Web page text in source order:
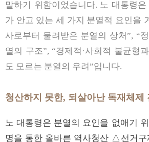
말하기 위함이었습니다. 노 대통령
가 안고 있는 세 가지 분열적 요인을
사로부터 물려받은 분열의 상처”, “
열의 구조”, “경제적·사회적 불균형
도 모르는 분열의 우려”입니다.
청산하지 못한, 되살아난 독재체제
노 대통령은 분열의 요인을 없애기
명을 통한 올바른 역사청산 △선거구